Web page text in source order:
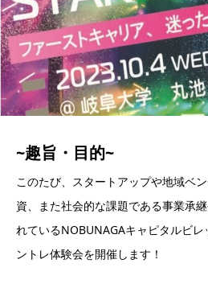
~趣旨・目的~
このたび、スタートアップや地域ベ
資、また社会的な課題である事業承
れているNOBUNAGAキャピタルビ
ントレ体験会を開催します！